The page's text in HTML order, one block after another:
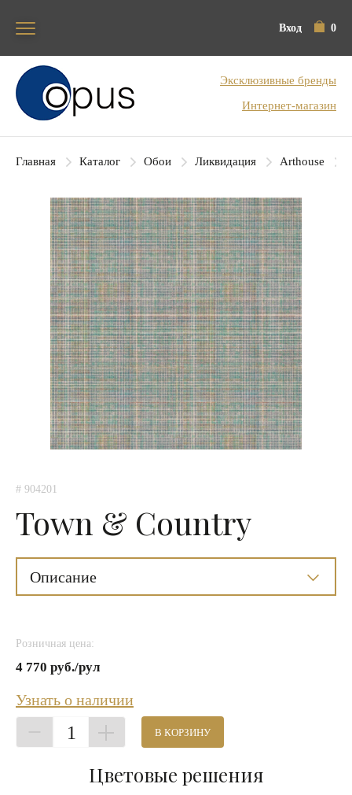
Вход 0
Блок поиска
Эксклюзивные бренды
Интернет-магазин
Главная Каталог Обои Ликвидация Arthouse
# 904201
Town & Country
Описание
Розничная цена:
4 770 руб./рул
Узнать о наличии
1 В КОРЗИНУ
Цветовые решения